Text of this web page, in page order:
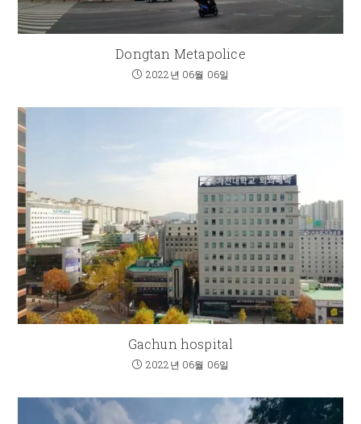
Dongtan Metapolice
2022년 06월 06일
Gachun hospital
2022년 06월 06일